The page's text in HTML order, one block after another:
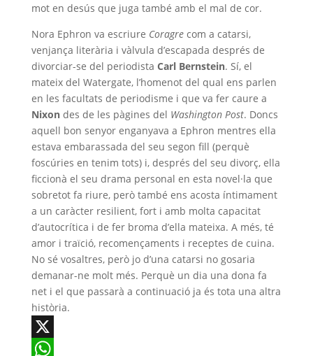
mot en desús que juga també amb el mal de cor.
Nora Ephron va escriure Coragrecom a catarsi,
venjança literària i vàlvula d’escapada després de
divorciar-se del periodista Carl Bernstein. Sí, el
mateix del Watergate, l’homenot del qual ens parlen
en les facultats de periodisme i que va fer caure a
Nixondes de les pàgines del Washington Post. Doncs
aquell bon senyor enganyava a Ephron mentres ella
estava embarassada del seu segon fill (perquè
foscúries en tenim tots) i, després del seu divorç, ella
ficcionà el seu drama personal en esta novel·la que
sobretot fa riure, però també ens acosta íntimament
a un caràcter resilient, fort i amb molta capacitat
d’autocrítica i de fer broma d’ella mateixa. A més, té
amor i traïció, recomençaments i receptes de cuina.
No sé vosaltres, però jo d’una catarsi no gosaria
demanar-ne molt més. Perquè un dia una dona fa
net i el que passarà a continuació ja és tota una altra
història.
X